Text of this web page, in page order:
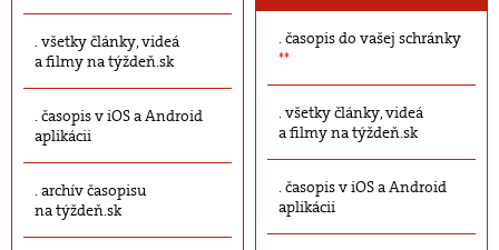
všetky články, videá
a filmy na týždeň.sk
časopis v iOS a Android
aplikácii
archív časopisu
na týždeň.sk
časopis do vašej schránky
**
všetky články, videá
a filmy na týždeň.sk
časopis v iOS a Android
aplikácii